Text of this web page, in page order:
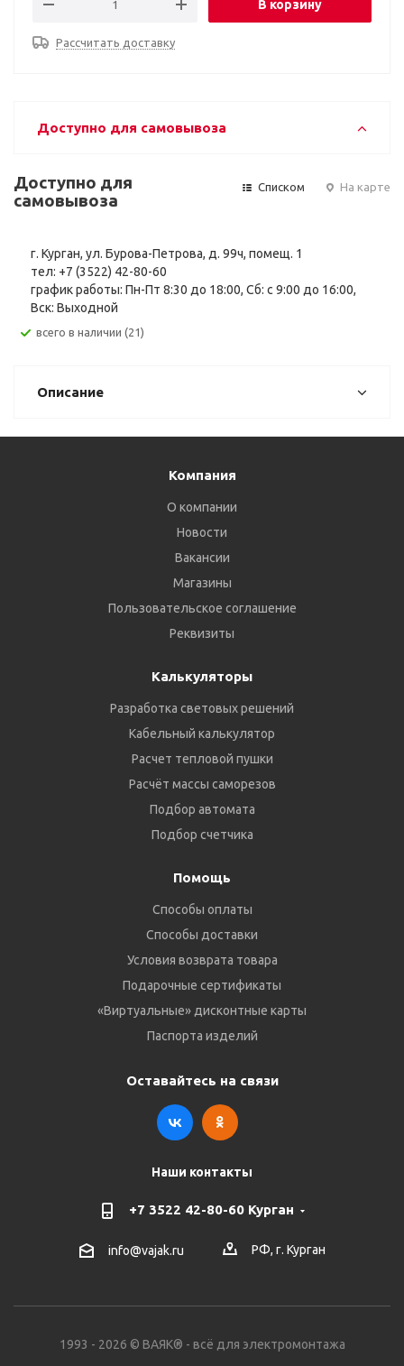
В корзину
Рассчитать доставку
Доступно для самовывоза
Доступно для
самовывоза
Списком На карте
г. Курган, ул. Бурова-Петрова, д. 99ч, помещ. 1
тел: +7 (3522) 42-80-60
график работы: Пн-Пт 8:30 до 18:00, Сб: с 9:00 до 16:00,
Вск: Выходной
Всего в наличии (21)
Описание
Компания
О компании
Новости
Вакансии
Магазины
Пользовательское соглашение
Реквизиты
Калькуляторы
Разработка световых решений
Кабельный калькулятор
Расчет тепловой пушки
Расчёт массы саморезов
Подбор автомата
Подбор счетчика
Помощь
Способы оплаты
Способы доставки
Условия возврата товара
Подарочные сертификаты
«Виртуальные» дисконтные карты
Паспорта изделий
Оставайтесь на связи
Наши контакты
+7 3522 42-80-60 Курган
info@vajak.ru РФ, г. Курган
1993 - 2026 © ВАЯК® - всё для электромонтажа